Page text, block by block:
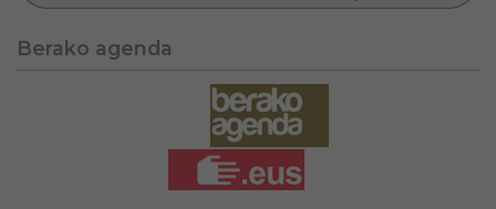
Berako agenda